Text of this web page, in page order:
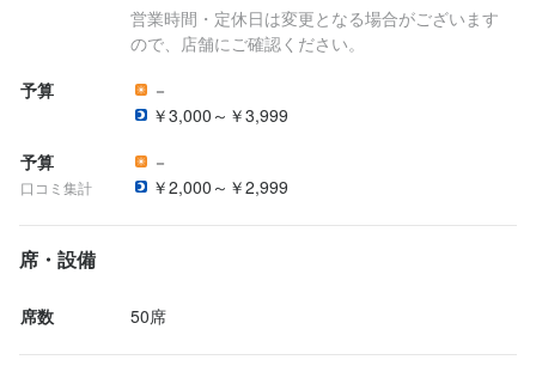
営業時間・定休日は変更となる場合がございます
ので、店舗にご確認ください。
予算
－
￥3,000～￥3,999
予算
口コミ集計
－
￥2,000～￥2,999
席・設備
席数 50席